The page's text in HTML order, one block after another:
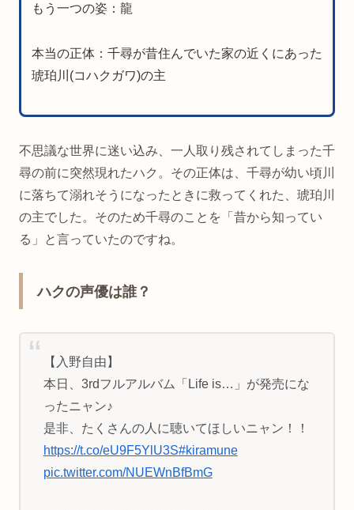
もう一つの姿：龍
本当の正体：千尋が昔住んでいた家の近くにあった
琥珀川(コハクガワ)の主
不思議な世界に迷い込み、一人取り残されてしまった千
尋の前に突然現れたハク。その正体は、千尋が幼い頃川
に落ちて溺れそうになったときに救ってくれた、琥珀川
の主でした。そのため千尋のことを「昔から知ってい
る」と言っていたのですね。
ハクの声優は誰？
【入野自由】
本日、3rdフルアルバム「Life is…」が発売にな
ったニャン♪
是非、たくさんの人に聴いてほしいニャン！！
https://t.co/eU9F5YlU3S#kiramune
pic.twitter.com/NUEWnBfBmG